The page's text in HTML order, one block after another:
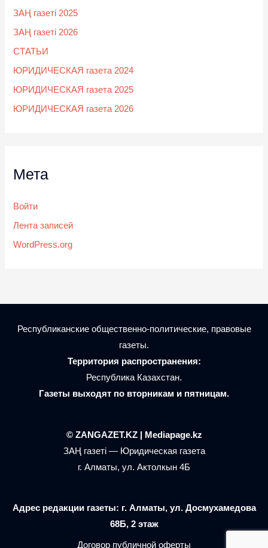
ЗАҢ газеті 2025
ЗАҢ газеті 2026
СТАТЬИ
ЮРИДИЧЕСКАЯ газета 2024
ЮРИДИЧЕСКАЯ газета 2025
ЮРИДИЧЕСКАЯ газета 2026
Мета
Войти
Лента записей
WordPress.org
Республиканские общественно-политические, правовые
газеты.
Территория распространения:
Республика Казахстан.
Газеты выходят по вторникам и пятницам.
© ZANGAZET.KZ | Mediapage.kz
ЗАҢ газеті — Юридическая газета
г. Алматы, ул. Актолкын 4Б
Адрес редакции газеты: г. Алматы, ул. Досмухамедова
68Б, 2 этаж
Договор публичной оферты